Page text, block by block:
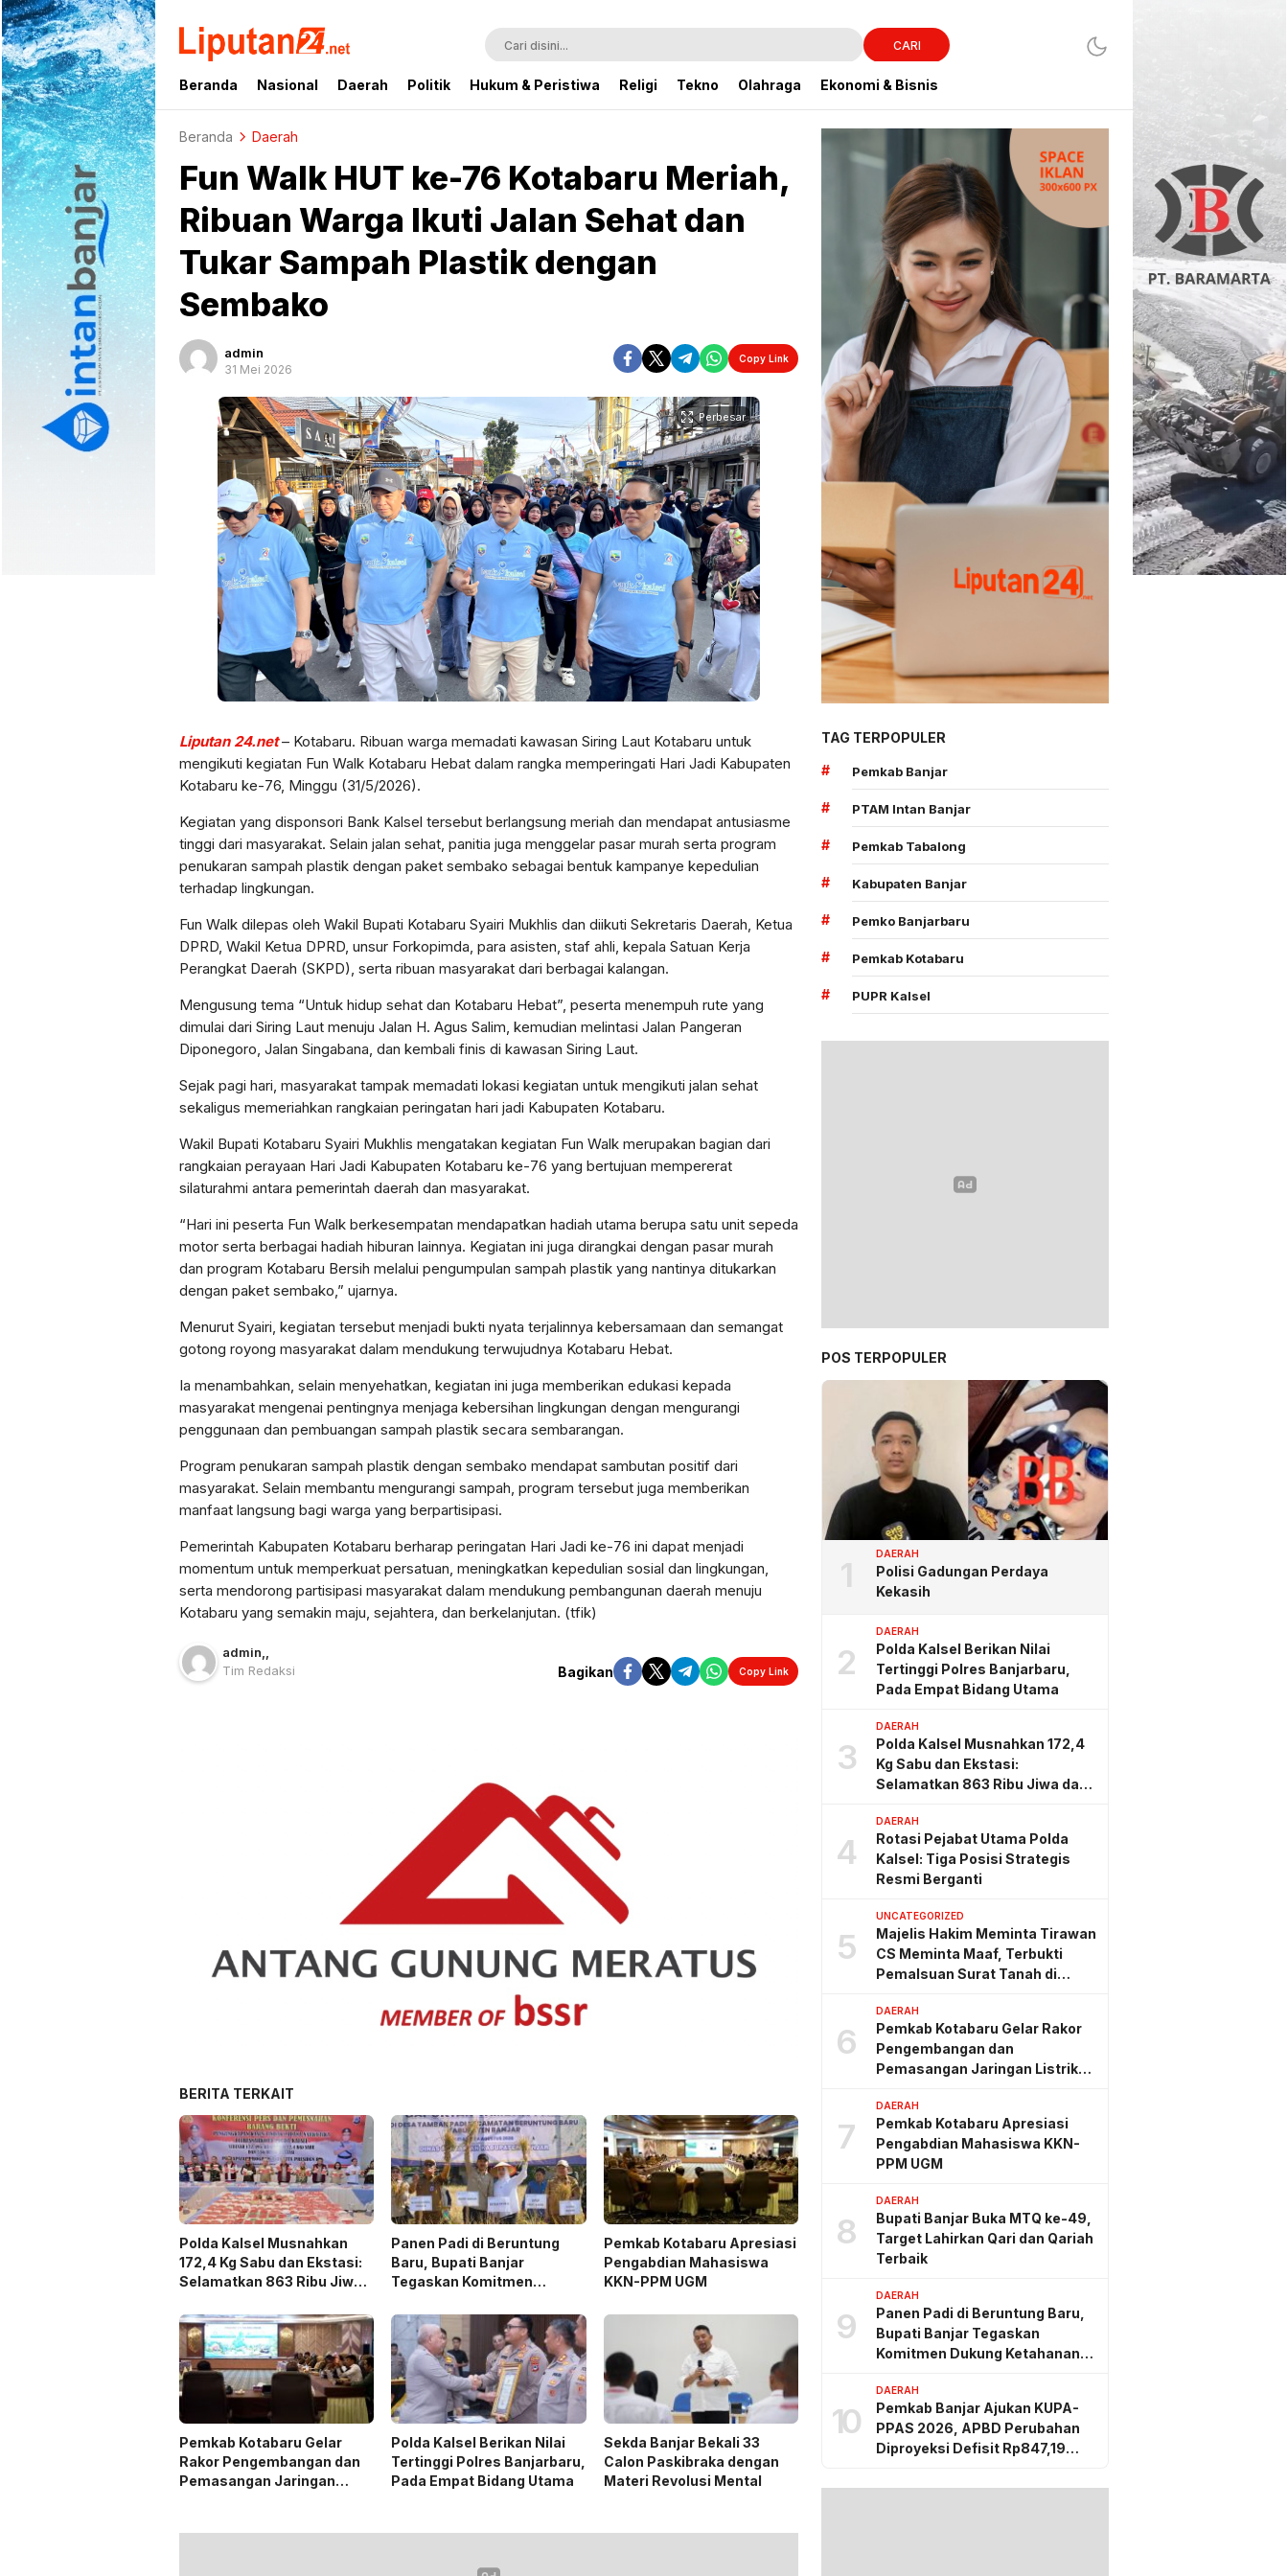
liputan24.net
CARI
Beranda Nasional Daerah Politik Hukum & Peristiwa Religi Tekno Olahraga Ekonomi & Bisnis
Beranda Daerah
Fun Walk HUT ke-76 Kotabaru Meriah,
Ribuan Warga Ikuti Jalan Sehat dan
Tukar Sampah Plastik dengan
Sembako
admin
31 Mei 2026
Copy Link
Perbesar
Liputan 24.net– Kotabaru. Ribuan warga memadati kawasan Siring Laut Kotabaru untuk
mengikuti kegiatan Fun Walk Kotabaru Hebat dalam rangka memperingati Hari Jadi Kabupaten
Kotabaru ke-76, Minggu (31/5/2026).
Kegiatan yang disponsori Bank Kalsel tersebut berlangsung meriah dan mendapat antusiasme
tinggi dari masyarakat. Selain jalan sehat, panitia juga menggelar pasar murah serta program
penukaran sampah plastik dengan paket sembako sebagai bentuk kampanye kepedulian
terhadap lingkungan.
Fun Walk dilepas oleh Wakil Bupati Kotabaru Syairi Mukhlis dan diikuti Sekretaris Daerah, Ketua
DPRD, Wakil Ketua DPRD, unsur Forkopimda, para asisten, staf ahli, kepala Satuan Kerja
Perangkat Daerah (SKPD), serta ribuan masyarakat dari berbagai kalangan.
Mengusung tema “Untuk hidup sehat dan Kotabaru Hebat”, peserta menempuh rute yang
dimulai dari Siring Laut menuju Jalan H. Agus Salim, kemudian melintasi Jalan Pangeran
Diponegoro, Jalan Singabana, dan kembali finis di kawasan Siring Laut.
Sejak pagi hari, masyarakat tampak memadati lokasi kegiatan untuk mengikuti jalan sehat
sekaligus memeriahkan rangkaian peringatan hari jadi Kabupaten Kotabaru.
Wakil Bupati Kotabaru Syairi Mukhlis mengatakan kegiatan Fun Walk merupakan bagian dari
rangkaian perayaan Hari Jadi Kabupaten Kotabaru ke-76 yang bertujuan mempererat
silaturahmi antara pemerintah daerah dan masyarakat.
“Hari ini peserta Fun Walk berkesempatan mendapatkan hadiah utama berupa satu unit sepeda
motor serta berbagai hadiah hiburan lainnya. Kegiatan ini juga dirangkai dengan pasar murah
dan program Kotabaru Bersih melalui pengumpulan sampah plastik yang nantinya ditukarkan
dengan paket sembako,” ujarnya.
Menurut Syairi, kegiatan tersebut menjadi bukti nyata terjalinnya kebersamaan dan semangat
gotong royong masyarakat dalam mendukung terwujudnya Kotabaru Hebat.
Ia menambahkan, selain menyehatkan, kegiatan ini juga memberikan edukasi kepada
masyarakat mengenai pentingnya menjaga kebersihan lingkungan dengan mengurangi
penggunaan dan pembuangan sampah plastik secara sembarangan.
Program penukaran sampah plastik dengan sembako mendapat sambutan positif dari
masyarakat. Selain membantu mengurangi sampah, program tersebut juga memberikan
manfaat langsung bagi warga yang berpartisipasi.
Pemerintah Kabupaten Kotabaru berharap peringatan Hari Jadi ke-76 ini dapat menjadi
momentum untuk memperkuat persatuan, meningkatkan kepedulian sosial dan lingkungan,
serta mendorong partisipasi masyarakat dalam mendukung pembangunan daerah menuju
Kotabaru yang semakin maju, sejahtera, dan berkelanjutan. (tfik)
admin,,
Tim Redaksi
Bagikan Copy Link
BERITA TERKAIT
Polda Kalsel Musnahkan
172,4 Kg Sabu dan Ekstasi:
Selamatkan 863 Ribu Jiwa
4,3 Triliun
Panen Padi di Beruntung
Baru, Bupati Banjar
Tegaskan Komitmen
Pemkab Kotabaru Apresiasi
Pengabdian Mahasiswa
KKN-PPM UGM
Pemkab Kotabaru Gelar
Rakor Pengembangan dan
Pemasangan Jaringan
Polda Kalsel Berikan Nilai
Tertinggi Polres Banjarbaru,
Pada Empat Bidang Utama
Sekda Banjar Bekali 33
Calon Paskibraka dengan
Materi Revolusi Mental
TAG TERPOPULER
#
Pemkab Banjar
# PTAM Intan Banjar
# Pemkab Tabalong
# Kabupaten Banjar
# Pemko Banjarbaru
# Pemkab Kotabaru
# PUPR Kalsel
POS TERPOPULER
1
DAERAH
Polisi Gadungan Perdaya
Kekasih
2
DAERAH
Polda Kalsel Berikan Nilai
Tertinggi Polres Banjarbaru,
Pada Empat Bidang Utama
3
DAERAH
Polda Kalsel Musnahkan 172,4
Kg Sabu dan Ekstasi:
Selamatkan 863 Ribu Jiwa dan
Triliun
4
DAERAH
Rotasi Pejabat Utama Polda
Kalsel: Tiga Posisi Strategis
Resmi Berganti
5
UNCATEGORIZED
Majelis Hakim Meminta Tirawan
CS Meminta Maaf, Terbukti
Pemalsuan Surat Tanah di
6
DAERAH
Pemkab Kotabaru Gelar Rakor
Pengembangan dan
Pemasangan Jaringan Listrik
7
DAERAH
Pemkab Kotabaru Apresiasi
Pengabdian Mahasiswa KKN-
PPM UGM
8
DAERAH
Bupati Banjar Buka MTQ ke-49,
Target Lahirkan Qari dan Qariah
Terbaik
9
DAERAH
Panen Padi di Beruntung Baru,
Bupati Banjar Tegaskan
Komitmen Dukung Ketahanan
10
DAERAH
Pemkab Banjar Ajukan KUPA-
PPAS 2026, APBD Perubahan
Diproyeksi Defisit Rp847,19